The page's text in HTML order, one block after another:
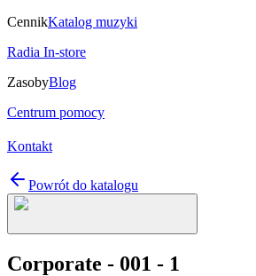
CennikKatalog muzyki
Radia In-store
ZasobyBlog
Centrum pomocy
Kontakt
Powrót do katalogu
Corporate - 001 - 1